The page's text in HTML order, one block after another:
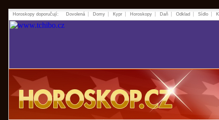
Horoskopy doporučují: Dovolená Domy Kypr Horoskopy Daň Odklad Sídlo